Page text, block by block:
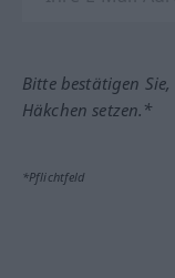
Bitte bestätigen
Häkchen setzen.*
*Pflichtfeld